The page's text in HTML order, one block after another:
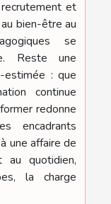
et
bien-être au
se
Reste une
estimée : que
continue
redonne
encadrants
une affaire de
au quotidien,
la charge